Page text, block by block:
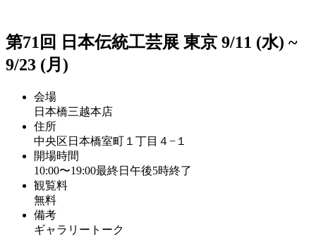
第71回 日本伝統工芸展 東京 9/11 (水) ~
9/23 (月)
会場
日本橋三越本店
住所
中央区日本橋室町１丁目４−１
開場時間
10:00〜19:00最終日午後5時終了
観覧料
無料
備考
ギャラリートーク